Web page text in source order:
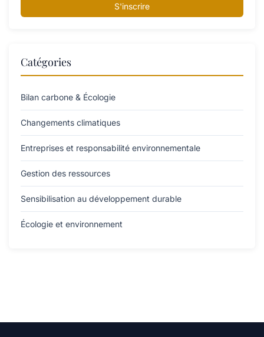
S'inscrire
Catégories
Bilan carbone & Écologie
Changements climatiques
Entreprises et responsabilité environnementale
Gestion des ressources
Sensibilisation au développement durable
Écologie et environnement